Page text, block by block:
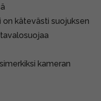
kätevästi suojuksen
kameran